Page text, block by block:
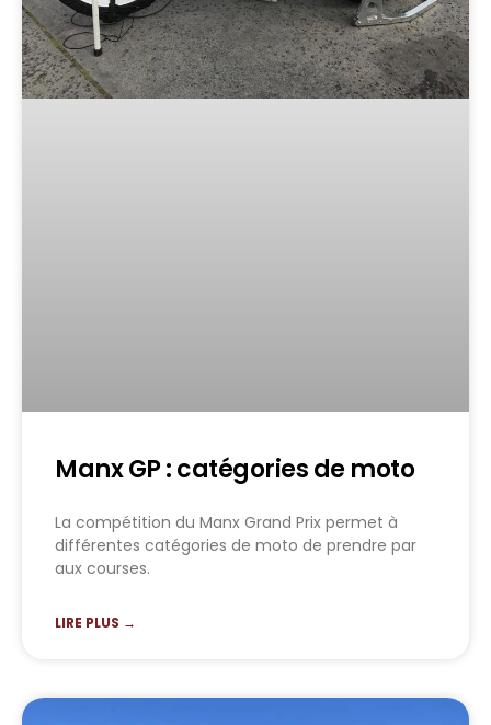
Manx GP : catégories de moto
La compétition du Manx Grand Prix permet à
différentes catégories de moto de prendre par
aux courses.
LIRE PLUS →